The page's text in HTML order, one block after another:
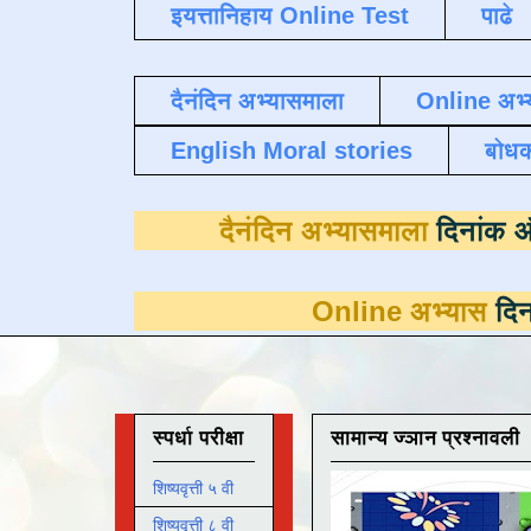
इयत्तानिहाय Online Test पाढे
दैनंदिन अभ्यासमाला
Online
English Moral stories
दैनंदिन
Online अभ्यासदिनांक 31
सामान्य ज्ञान प्रश्नावली
स्पर्धा परीक्षा
शिष्यवृत्ती ५ वी
शिष्यवृत्ती ८ वी